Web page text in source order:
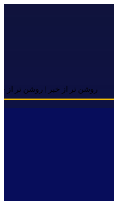
روشن تر از خبر | روشن تر از